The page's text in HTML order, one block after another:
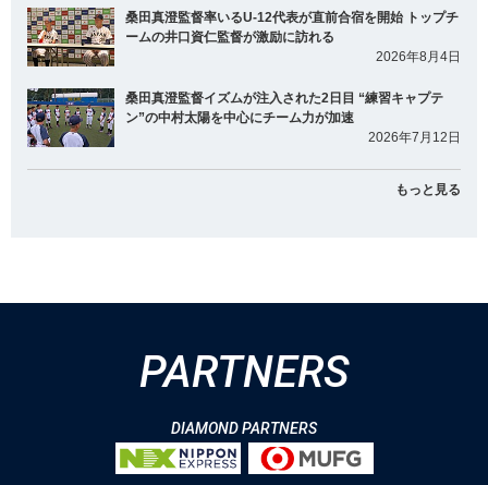
桑田真澄監督率いるU-12代表が直前合宿を開始 トップチ
ームの井口資仁監督が激励に訪れる
2026年8月4日
桑田真澄監督イズムが注入された2日目 “練習キャプテ
ン”の中村太陽を中心にチーム力が加速
2026年7月12日
もっと見る
PARTNERS
DIAMOND PARTNERS